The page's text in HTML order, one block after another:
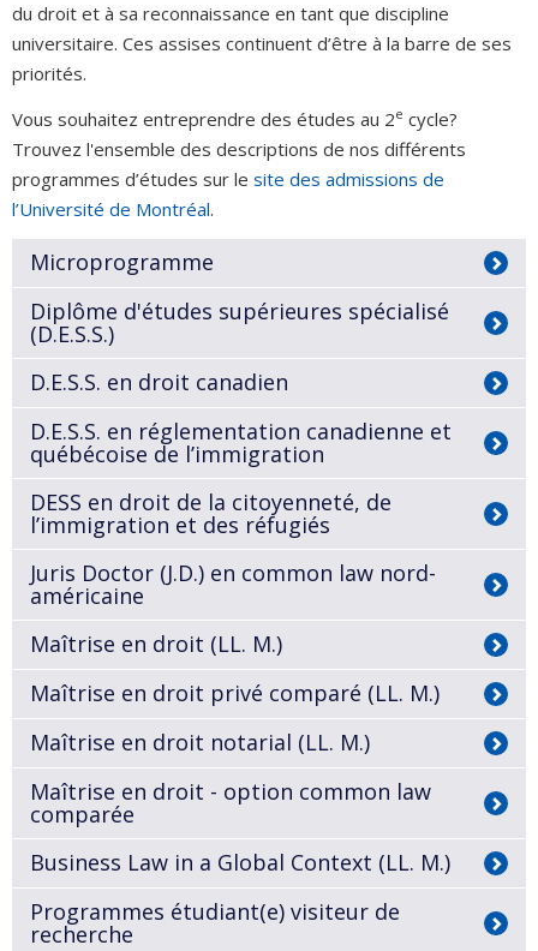
du droit et à sa reconnaissance en tant que discipline
universitaire. Ces assises continuent d’être à la barre de ses
priorités.
Vous souhaitez entreprendre des études au 2e cycle?
Trouvez l'ensemble des descriptions de nos différents
programmes d’études sur le site des admissions de
l’Université de Montréal.
Microprogramme
Diplôme d'études supérieures spécialisé
(D.E.S.S.)
D.E.S.S. en droit canadien
D.E.S.S. en réglementation canadienne et
québécoise de l’immigration
DESS en droit de la citoyenneté, de
l’immigration et des réfugiés
Juris Doctor (J.D.) en common law nord-
américaine
Maîtrise en droit (LL. M.)
Maîtrise en droit privé comparé (LL. M.)
Maîtrise en droit notarial (LL. M.)
Maîtrise en droit - option common law
comparée
Business Law in a Global Context (LL. M.)
Programmes étudiant(e) visiteur de
recherche